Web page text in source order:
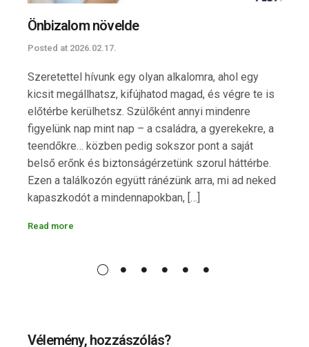
Önbizalom növelde
Posted at 2026.02.17.
Szeretettel hívunk egy olyan alkalomra, ahol egy
kicsit megállhatsz, kifújhatod magad, és végre te is
előtérbe kerülhetsz. Szülőként annyi mindenre
figyelünk nap mint nap – a családra, a gyerekekre, a
teendőkre… közben pedig sokszor pont a saját
belső erőnk és biztonságérzetünk szorul háttérbe.
Ezen a találkozón együtt ránézünk arra, mi ad neked
kapaszkodót a mindennapokban, […]
Read more
Vélemény, hozzászólás?